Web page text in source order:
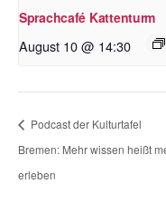
Sprachcafé Kattenturm
August 10 @ 14:30
Podcast der Kulturtafel
Bremen: Mehr wissen heißt
erleben